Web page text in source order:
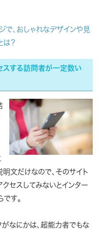
、おしゃれなデザインや見
は？
スする訪問者が一定数い
文だけなので、そのサイト
セスしてみないとインター
す。
なにかは、超能力者でもな